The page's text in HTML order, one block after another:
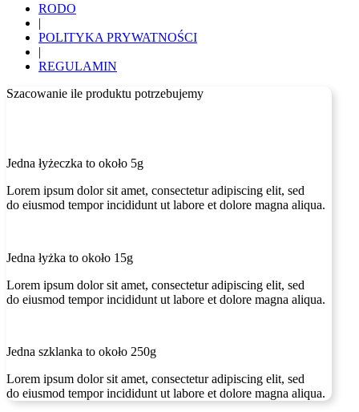
RODO
|
POLITYKA PRYWATNOŚCI
|
REGULAMIN
Szacowanie ile produktu potrzebujemy
Jedna łyżeczka to około 5g
Lorem ipsum dolor sit amet, consectetur adipiscing elit, sed
do eiusmod tempor incididunt ut labore et dolore magna aliqua.
Jedna łyżka to około 15g
Lorem ipsum dolor sit amet, consectetur adipiscing elit, sed
do eiusmod tempor incididunt ut labore et dolore magna aliqua.
Jedna szklanka to około 250g
Lorem ipsum dolor sit amet, consectetur adipiscing elit, sed
do eiusmod tempor incididunt ut labore et dolore magna aliqua.